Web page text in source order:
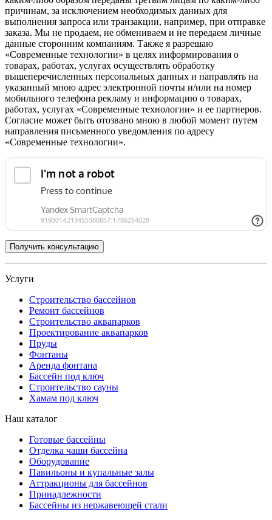
причинам, за исключением необходимых данных для
выполнения запроса или транзакции, например, при отправке
заказа. Мы не продаем, не обмениваем и не передаем личные
данные сторонним компаниям. Также я разрешаю
«Современные технологии» в целях информирования о
товарах, работах, услугах осуществлять обработку
вышеперечисленных персональных данных и направлять на
указанный мною адрес электронной почты и/или на номер
мобильного телефона рекламу и информацию о товарах,
работах, услугах «Современные технологии» и ее партнеров.
Согласие может быть отозвано мною в любой момент путем
направления письменного уведомления по адресу
«Современные технологии».
Услуги
Строительство бассейнов
Ремонт бассейнов
Строительство аквапарков
Проектирование аквапарков
Пруды
Фонтаны
Аренда фонтана
Бассейн под ключ
Строительство сауны
Хамам под ключ
Наш каталог
Готовые бассейны
Отделка чаши бассейна
Оборудование
Павильоны и купальные залы
Аттракционы для бассейнов
Принадлежности
Бассейны из нержавеющей стали